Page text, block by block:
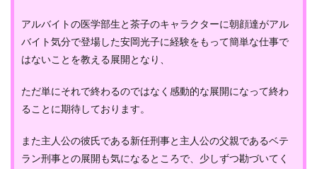
アルバイトの医学部生と茶子のキャラクターに朝顔達がアル
バイト気分で登場した安岡光子に経験をもって簡単な仕事で
はないことを教える展開となり、
ただ単にそれで終わるのではなく感動的な展開になって終わ
ることに期待しております。
また主人公の彼氏である新任刑事と主人公の父親であるベテ
ラン刑事との展開も気になるところで、少しずつ勘づいてく